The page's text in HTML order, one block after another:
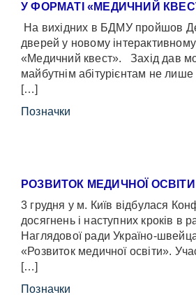
У ФОРМАТІ «МЕДИЧНИЙ
На вихідних в БДМУ пройшов
дверей у новому
«Медичний квест». Захід дав
майбутнім абітурієнтам не
[…]
Позначки
РОЗВИТОК МЕДИЧНОЇ ОСВІТИ
3 грудня у м. Київ відбулася
досягнень і наступних кроків в
Наглядової ради Україно-
«Розвиток медичної освіти».
[…]
Позначки